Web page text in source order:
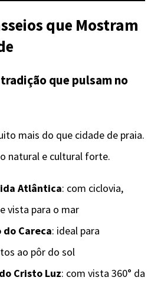
que Mostram
que pulsam no
mais do que cidade de praia.
natural e cultural forte.
Atlântica: com ciclovia,
vista para o mar
Careca: ideal para
ao pôr do sol
Cristo Luz: com vista 360° da